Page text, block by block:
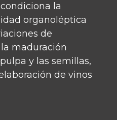
la
organoléptica
de
maduración
y las semillas,
de vinos